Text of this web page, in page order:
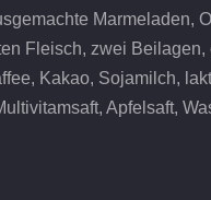
Marmeladen,
Fleisch, zwei Beilagen,
Kakao, Sojamilch,
Apfelsaft,